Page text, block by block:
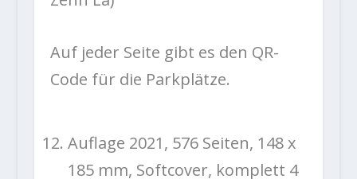
Auf jeder Seite gibt es den QR-
Code für die Parkplätze.
Auflage 2021, 576 Seiten, 148 x
185 mm, Softcover, komplett 4